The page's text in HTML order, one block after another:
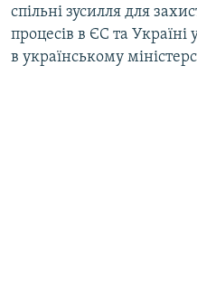
спільні зусилля для
процесів в ЄС та Україні
в українському